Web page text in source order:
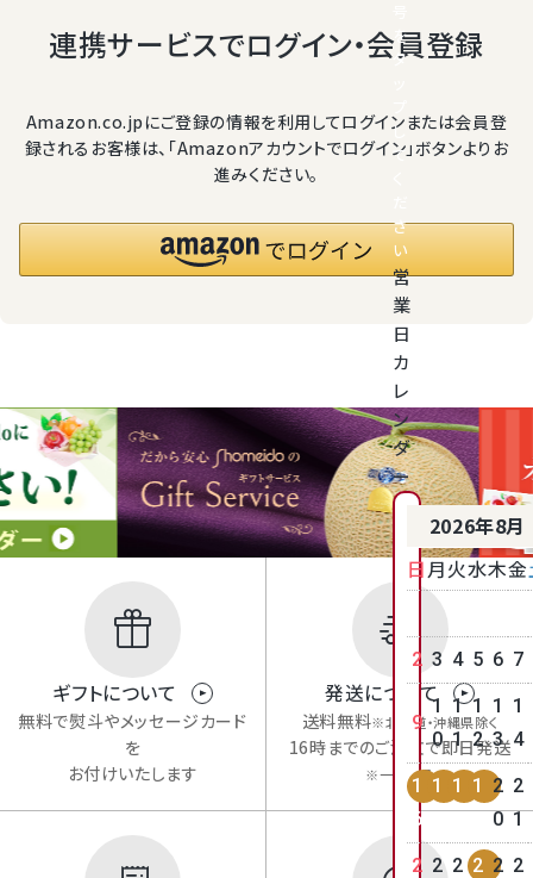
を
タ
し
て
さ
い
営
業
日
カ
レ
ン
ダ
ー
2026年8月
日月火水木金
2 3 4 5 6 7
9
1
0
1
1
1
2
1
3
1
4
1
6
1
7
1
8
1
9
2
0
2
1
2 2 2 2 2 2
ナガノパープル
宮崎産パパイヤ
すいか
連携サービスでログイン・会員登録
Amazon.co.jpにご登録の情報を利用してログインまたは会員登
録されるお客様は、「Amazonアカウントでログイン」ボタンよりお
進みください。
featured_seasonal_and_gifts
ギフトについて
無料で熨斗やメッセージカード
を
お付けいたします
delivery_truck_speed
発送について
送料無料※北海道・沖縄県除く
16時までのご注文で即日発送
※一部商品